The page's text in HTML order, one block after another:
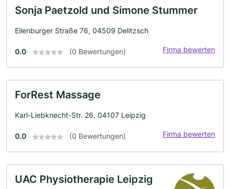
Sonja Paetzold und Simone Stummer
Eilenburger Straße 76, 04509 Delitzsch
0.0 (0 Bewertungen) Firma bewerten
ForRest Massage
Karl-Liebknecht-Str. 26, 04107 Leipzig
0.0 (0 Bewertungen) Firma bewerten
UAC Physiotherapie Leipzig